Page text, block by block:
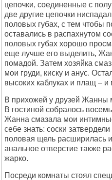
цепочки, соединенные с
две другие цепочки
половых губах, с тем чтобы
оставались в распахнутом
половых губах хорошо
еще лучше его выделить,
помадой. Затем хозяйка
мои груди, киску и анус.
высоких каблуках и плащ – и
В прихожей у друзей Жанны
В гостиной собралось
Жанна смазала мои
себе знать: соски
половая щель расширилась
анальное отверстие также
жарко.
Посреди комнаты стоял